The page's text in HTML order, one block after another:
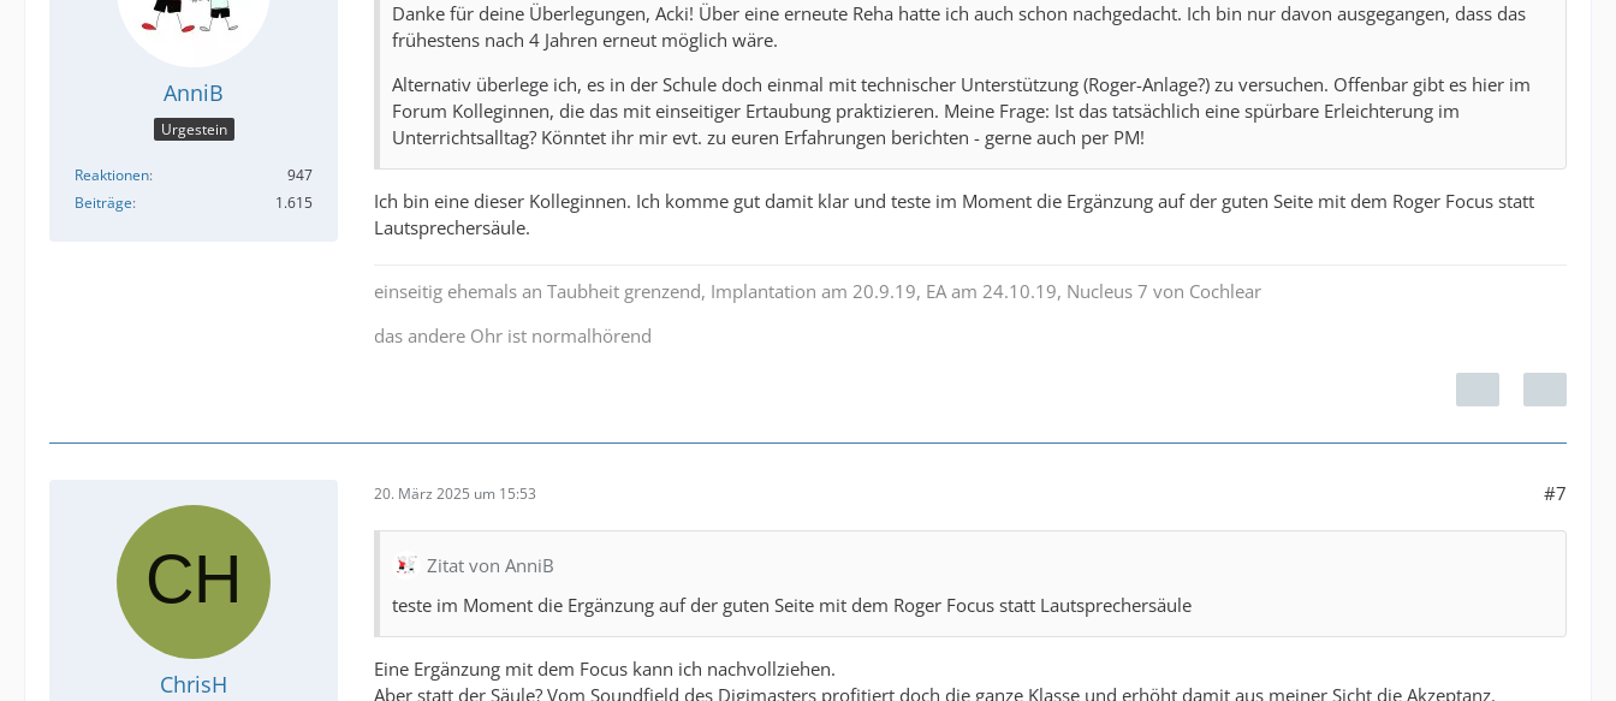
AnniB
Urgestein
Reaktionen
947
Beiträge
1.615
Danke für deine Überlegungen, Acki! Über eine erneute Reha hatte ich auch schon nachgedacht. Ich bin nur davon ausgegangen, dass das
frühestens nach 4 Jahren erneut möglich wäre.
Alternativ überlege ich, es in der Schule doch einmal mit technischer Unterstützung (Roger-Anlage?) zu versuchen. Offenbar gibt es hier im
Forum Kolleginnen, die das mit einseitiger Ertaubung praktizieren. Meine Frage: Ist das tatsächlich eine spürbare Erleichterung im
Unterrichtsalltag? Könntet ihr mir evt. zu euren Erfahrungen berichten - gerne auch per PM!
Ich bin eine dieser Kolleginnen. Ich komme gut damit klar und teste im Moment die Ergänzung auf der guten Seite mit dem Roger Focus statt
Lautsprechersäule.
einseitig ehemals an Taubheit grenzend, Implantation am 20.9.19, EA am 24.10.19, Nucleus 7 von Cochlear
das andere Ohr ist normalhörend
ChrisH
20. März 2025 um 15:53 #7
Zitat von AnniB
teste im Moment die Ergänzung auf der guten Seite mit dem Roger Focus statt Lautsprechersäule
Eine Ergänzung mit dem Focus kann ich nachvollziehen.
Aber statt der Säule? Vom Soundfield des Digimasters profitiert doch die ganze Klasse und erhöht damit aus meiner Sicht die Akzeptanz.